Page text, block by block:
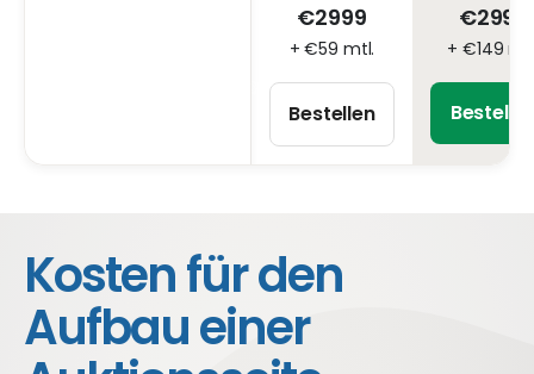
€2999
+ €59 mtl.
€2999
+ €149
Bestellen
Kosten für den
Aufbau einer